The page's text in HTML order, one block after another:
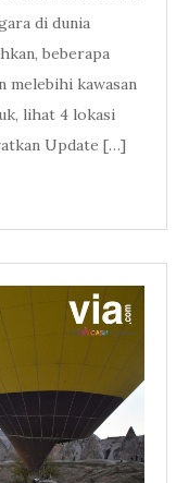
di dunia
beberapa
melebihi kawasan
lihat 4 lokasi
Update […]